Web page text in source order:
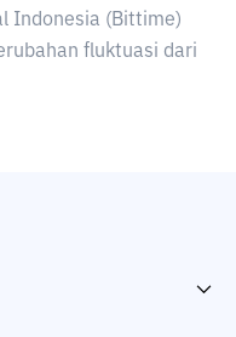
Indonesia (Bittime)
fluktuasi dari